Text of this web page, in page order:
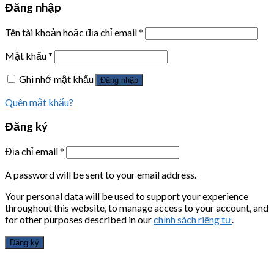
Đăng nhập
Tên tài khoản hoặc địa chỉ email*
Mật khẩu*
Ghi nhớ mật khẩu
Đăng nhập
Quên mật khẩu?
Đăng ký
Địa chỉ email*
A password will be sent to your email address.
Your personal data will be used to support your experience
throughout this website, to manage access to your account, and
for other purposes described in ourchính sách riêng tư.
Đăng ký